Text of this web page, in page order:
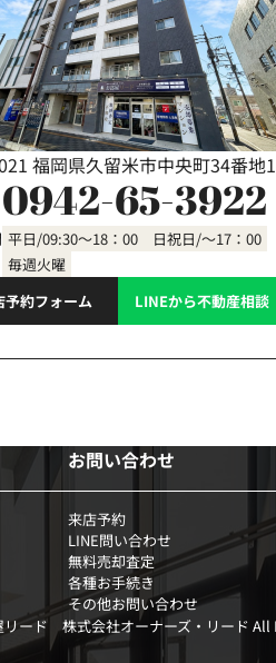
福岡県久留米市中央町34番地
0942-65-3922
平日/09:30～18：00 日祝日/～17：00
毎週火曜
予約フォーム
LINEから不動産相談
お問い合わせ
来店予約
LINE問い合わせ
無料売却査定
各種お手続き
その他お問い合わせ
ード 株式会社オーナーズ・リード All